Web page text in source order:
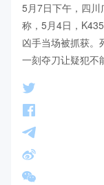
5月7日下午，四
称，5月4日，
凶手当场被抓获。